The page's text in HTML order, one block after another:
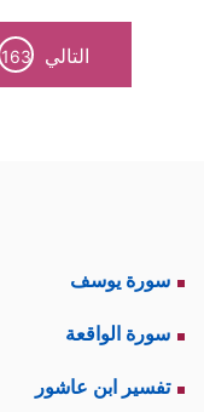
التالي 163
سورة يوسف
سورة الواقعة
تفسير ابن عاشور